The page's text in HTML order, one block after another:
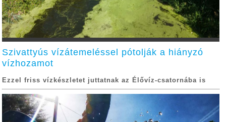
Szivattyús vízátemeléssel pótolják a hiányzó
vízhozamot
Ezzel friss vízkészletet juttatnak az Élővíz-csatornába is